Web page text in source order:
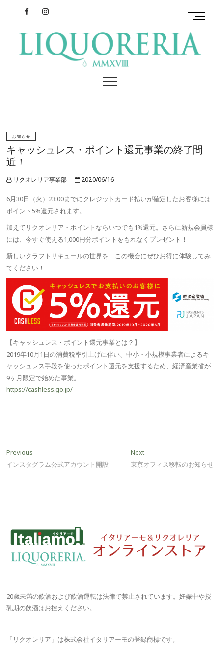
FacebookInstagram
リクオレリア
M
u
お知らせ
キャッシュレス・ポイント還元事業の終了間
近！
リクオレリア事業部 2020/06/16
6月30日（火）23:00までにクレジットカード払いが確定したお客様には
ポイント5%還元されます。
加えてリクオレリア・ポイントならいつでも1%還元。さらに新規会員様
には、今すぐ使える1,000円分ポイントをもれなくプレゼント！
新しいクラフトリキュールの世界を、この機会にぜひお得に体験してみ
てください！
【キャッシュレス・ポイント還元事業とは？】
2019年10月1日の消費税率引上げに伴い、中小・小規模事業者によるキ
ャッシュレス手段を使ったポイント還元を支援するため、経済産業省が
9ヶ月限定で始めた事業。
https://cashless.go.jp/
投
稿
ー
シ
ョ
Previous
post:
インスタグラム公式アカウント開設
NextNext
post:
東京オフィス移転のお知らせ
20歳未満の飲酒および飲酒運転は法律で禁止されています。妊娠中や授
乳期の飲酒はお控えください。
「リクオレリア」は株式会社イタリアーモの登録商標です。